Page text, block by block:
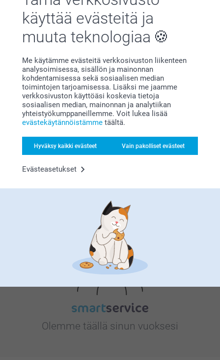
käyttää evästeitä ja
muuta teknologiaa
Me käytämme evästeitä verkkosivuston liikenteen
analysoimisessa, sisällön ja mainonnan
kohdentamisessa sekä sosiaalisen median
toimintojen tarjoamisessa. Lisäksi me jaamme
verkkosivuston käyttöäsi koskevia tietoja
sosiaalisen median, mainonnan ja analytiikan
yhteistyökumppaneillemme. Voit lukea lisää
evästekäytännöistämme täältä.
Hyväksy kaikki evästeet Vain pakolliset evästeet
Evästeasetukset
Tyytyväisyystakuu
Bonusta kaikista tilauksista
Etsitkö inspiraatiota?
Olemme täällä sinun vuoksesi